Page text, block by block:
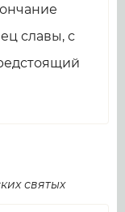
славы, с
святых